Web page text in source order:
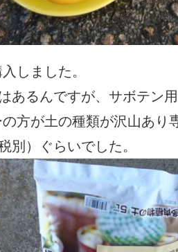
しました。
あるんですが、サボテン
方が土の種類が沢山あり
別）ぐらいでした。